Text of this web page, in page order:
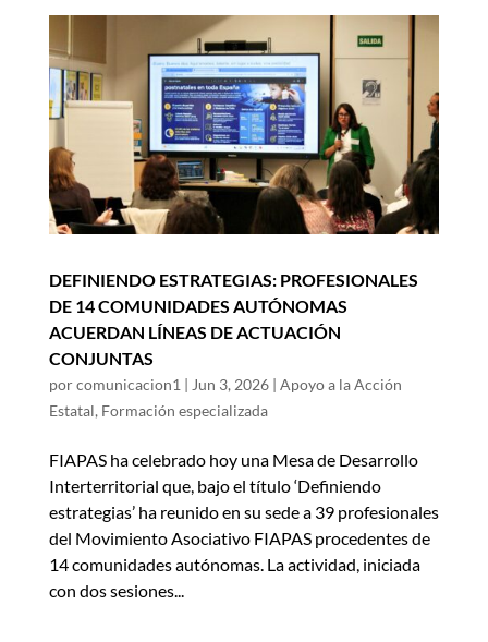
DEFINIENDO ESTRATEGIAS: PROFESIONALES
DE 14 COMUNIDADES AUTÓNOMAS
ACUERDAN LÍNEAS DE ACTUACIÓN
CONJUNTAS
porcomunicacion1 | Jun 3, 2026| Apoyo a la Acción
Estatal, Formación especializada
FIAPAS ha celebrado hoy una Mesa de Desarrollo
Interterritorial que, bajo el título ‘Definiendo
estrategias’ ha reunido en su sede a 39 profesionales
del Movimiento Asociativo FIAPAS procedentes de
14 comunidades autónomas. La actividad, iniciada
con dos sesiones...